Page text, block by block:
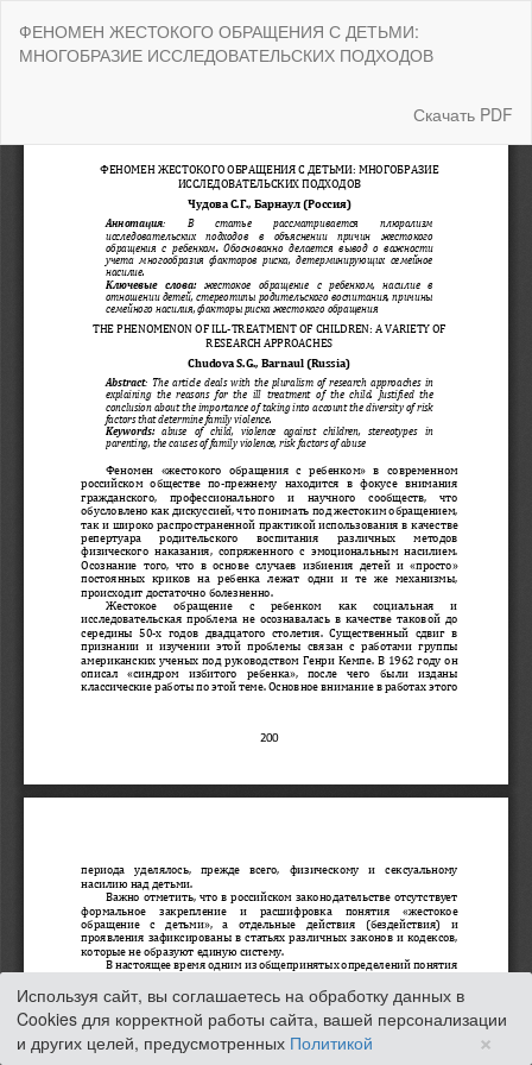
Подробностям
ФЕНОМЕН ЖЕСТОКОГО ОБРАЩЕНИЯ С ДЕТЬМИ:
МНОГОБРАЗИЕ ИССЛЕДОВАТЕЛЬСКИХ ПОДХОДОВ
Скачать
Скачать PDF
Используя сайт, вы соглашаетесь на обработку данных в
Cookies для корректной работы сайта, вашей персонализации
и других целей, предусмотренных Политикой ×